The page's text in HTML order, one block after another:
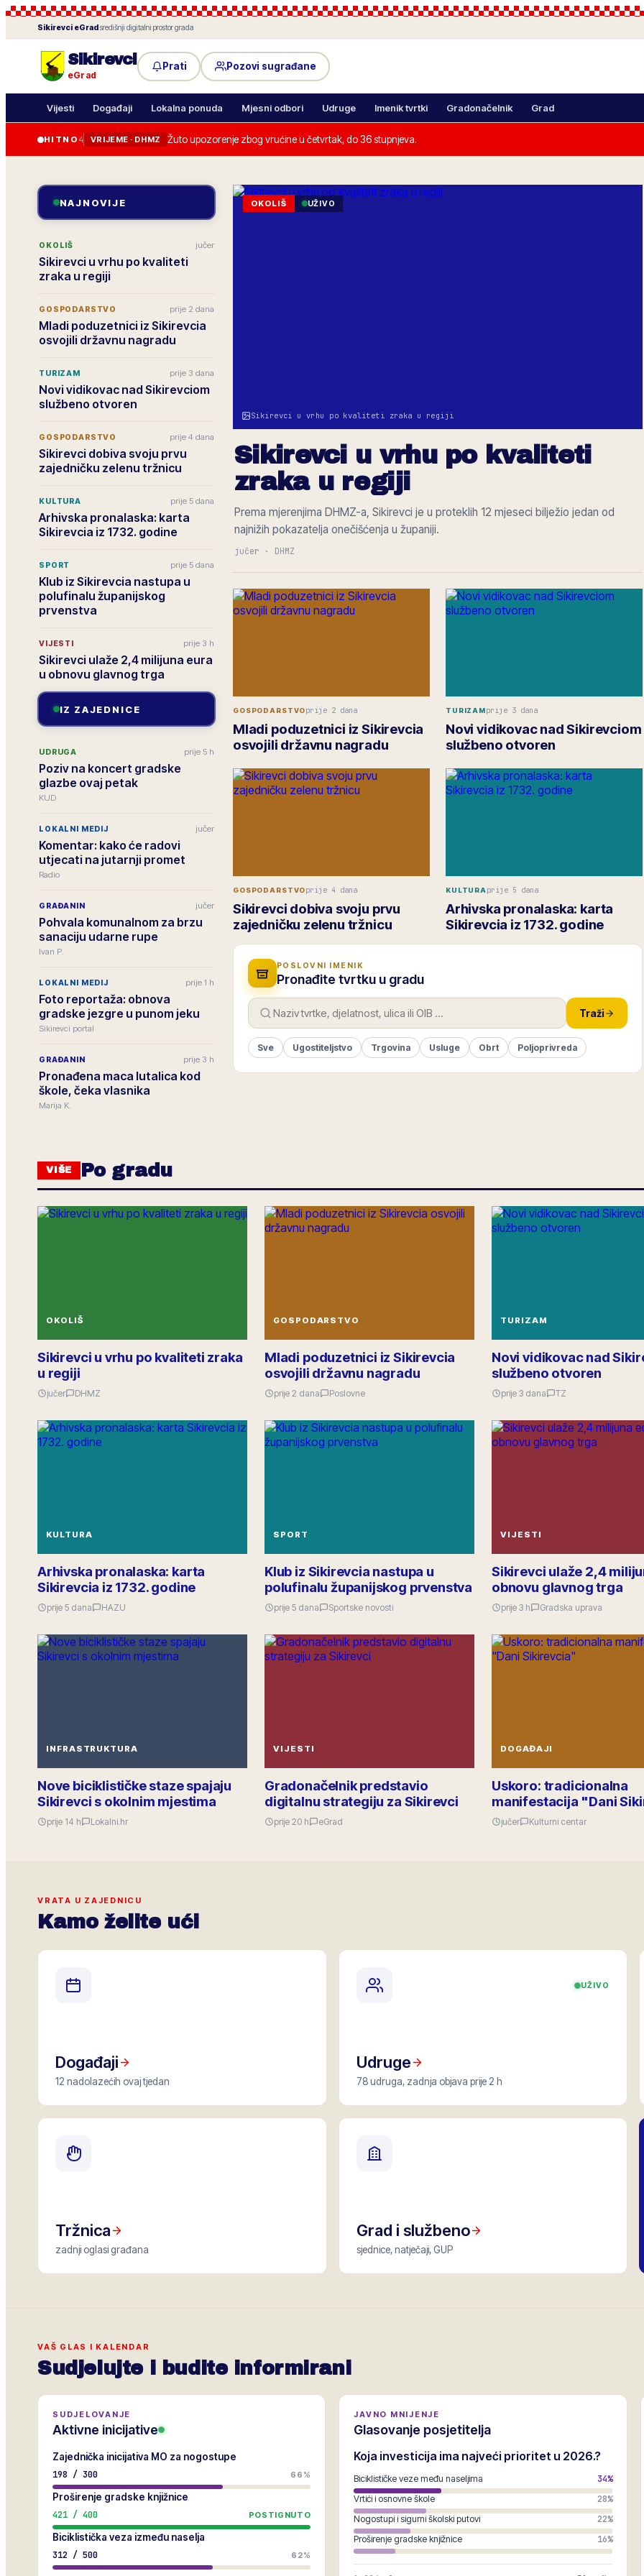
Sikirevci eGradsredišnji digitalni prostor grada
Sikirevci
eGrad
Prati Pozovi sugrađane
Vijesti Događaji Lokalna ponuda Mjesni odbori Udruge Imenik tvrtki Gradonačelnik Grad
HITNO 4 VRIJEME · DHMZ Žuto upozorenje zbog vrućine u četvrtak, do 36 stupnjeva.
NAJNOVIJE
OKOLIŠ jučer
Sikirevci u vrhu po kvaliteti
zraka u regiji
GOSPODARSTVO prije 2 dana
Mladi poduzetnici iz Sikirevcia
osvojili državnu nagradu
TURIZAM prije 3 dana
Novi vidikovac nad Sikirevciom
službeno otvoren
GOSPODARSTVO prije 4 dana
Sikirevci dobiva svoju prvu
zajedničku zelenu tržnicu
KULTURA prije 5 dana
Arhivska pronalaska: karta
Sikirevcia iz 1732. godine
SPORT prije 5 dana
Klub iz Sikirevcia nastupa u
polufinalu županijskog
prvenstva
VIJESTI prije 3 h
Sikirevci ulaže 2,4 milijuna eura
u obnovu glavnog trga
IZ ZAJEDNICE
UDRUGA prije 5 h
Poziv na koncert gradske
glazbe ovaj petak
KUD
LOKALNI MEDIJ jučer
Komentar: kako će radovi
utjecati na jutarnji promet
Radio
GRAĐANIN jučer
Pohvala komunalnom za brzu
sanaciju udarne rupe
Ivan P.
LOKALNI MEDIJ prije 1 h
Foto reportaža: obnova
gradske jezgre u punom jeku
Sikirevci portal
GRAĐANIN prije 3 h
Pronađena maca lutalica kod
škole, čeka vlasnika
Marija K.
Sikirevci u vrhu po kvaliteti zraka u regiji
OKOLIŠ UŽIVO
Sikirevci u vrhu po kvaliteti
zraka u regiji
Prema mjerenjima DHMZ-a, Sikirevci je u proteklih 12 mjeseci bilježio jedan od
najnižih pokazatelja onečišćenja u županiji.
jučer · DHMZ
GOSPODARSTVOprije 2 dana
Mladi poduzetnici iz Sikirevcia
osvojili državnu nagradu
TURIZAMprije 3 dana
Novi vidikovac nad Sikirevciom
službeno otvoren
GOSPODARSTVOprije 4 dana
Sikirevci dobiva svoju prvu
zajedničku zelenu tržnicu
KULTURA prije 5 dana
Arhivska pronalaska: karta
Sikirevcia iz 1732. godine
POSLOVNI IMENIK
Pronađite tvrtku u gradu
Traži
Sve Ugostiteljstvo Trgovina Usluge Obrt Poljoprivreda
VIŠE Po gradu
OKOLIŠ
Sikirevci u vrhu po kvaliteti zraka
u regiji
jučer DHMZ
GOSPODARSTVO
Mladi poduzetnici iz Sikirevcia
osvojili državnu nagradu
prije 2 dana Poslovne
TURIZAM
Novi vidikovac nad
službeno otvoren
prije 3 dana TZ
KULTURA
Arhivska pronalaska: karta
Sikirevcia iz 1732. godine
prije 5 dana HAZU
SPORT
Klub iz Sikirevcia nastupa u
polufinalu županijskog prvenstva
prije 5 dana Sportske novosti
VIJESTI
Sikirevci ulaže 2,4
obnovu glavnog trga
prije 3 h Gradska uprava
INFRASTRUKTURA
Nove biciklističke staze spajaju
Sikirevci s okolnim mjestima
prije 14 h Lokalni.hr
VIJESTI
Gradonačelnik predstavio
digitalnu strategiju za Sikirevci
prije 20 h eGrad
DOGAĐAJI
Uskoro: tradicionalna
manifestacija "Dani
jučer Kulturni centar
VRATA U ZAJEDNICU
Kamo želite ući
Događaji
12 nadolazećih ovaj tjedan
UŽIVO
Udruge
78 udruga, zadnja objava prije 2 h
Tržnica
zadnji oglasi građana
Grad i službeno
sjednice, natječaji, GUP
VAŠ GLAS I KALENDAR
Sudjelujte i budite informirani
SUDJELOVANJE
Aktivne inicijative
Zajednička inicijativa MO za nogostupe
198 / 300 66%
Proširenje gradske knjižnice
421 / 400 POSTIGNUTO
Biciklistička veza između naselja
312 / 500 62%
JAVNO MNIJENJE
Glasovanje posjetitelja
Koja investicija ima najveći prioritet u 2026.?
Biciklističke veze među naseljima 34%
Vrtići i osnovne škole 28%
Nogostupi i sigurni školski putovi 22%
Proširenje gradske knjižnice 16%